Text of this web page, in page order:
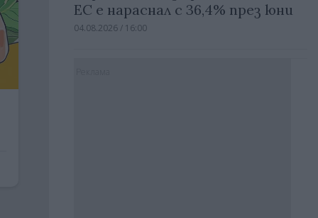
ЕС е нараснал с 36,4% през юни
04.08.2026 / 16:00